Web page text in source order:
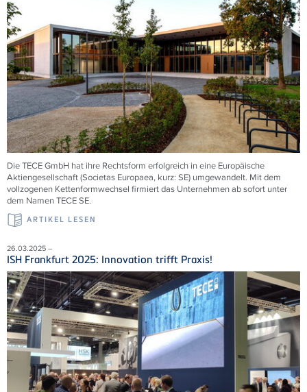
Die TECE GmbH hat ihre Rechtsform erfolgreich in eine Europäische
Aktiengesellschaft (Societas Europaea, kurz: SE) umgewandelt. Mit dem
vollzogenen Kettenformwechsel firmiert das Unternehmen ab sofort unter
dem Namen TECESE.
ARTIKEL LESEN
26.03.2025 –
ISH Frankfurt 2025: Innovation trifft Praxis!